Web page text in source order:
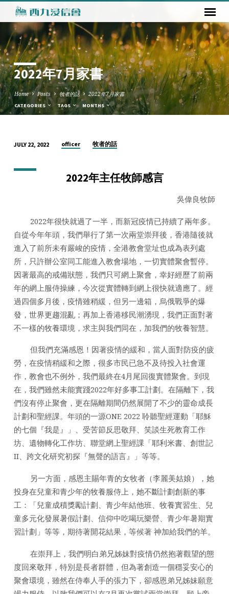
2022年7月家書
Home Posts 牧者的話 2022年7月家書
CATEGORIES TAGS MONTHS
年
JULY 22, 2022 officer 牧者的話
2022年主任牧師感言
吳偉良牧師
2022年很快就過了一半，而新冠疫情已持續了兩年多。
自從今年年頭，我們舉行了第一次兩堂崇拜後，香港隨後就
進入了前所未有嚴峻的疫情，全港教會堂址也成為表列處
所，只許辦公室同工能進入教會場地，一切實體聚會暫停。
因著最高的戒備狀態，我們只可網上聚會，幸好經歷了前兩
年的網上服侍操練，今次從實體轉到網上很快就適應了。經
過四個多月後，疫情雖稍緩，但另一邊箱，烏俄戰爭的爆
發，世界更趨混亂；再加上香港移民潮湧現，我們正面對著
不一樣的牧養環境，求主與我們同在，加我們的牧養智慧。
但我們充滿感恩！因著疫情的緩和，當人面對防疫的疲
勞，在疫情稍緩和之際，很多市民已急不及待投入社會運
作，教會也不例外，我們最終在4月尾回復實體聚會。到現
在，我們雖然未能實踐2022年好多事工計劃。在隔離下，我
們沒有停止聚會，更在隔離期間仍然展開了不少的靈命成長
計劃和聖經課。年頭的一源ONE 2022 聆聽聖經運動「耶穌
的七個『我是』」、受苦節反思敬拜、笑談生死教育工作
坊、遺物轉化工作坊、聯堂網上聖經課「耶利米書、創世記
II、跨文化研究初探『無聲的語言』」等等。
另一方面，感恩主賜年青的女牧者（李麗美姑娘），她
投身在兒童和青少年的牧養服侍上，她不斷計劃創新的事
工：「兒童成積獎勵計劃、青少年結他班、牧養實習生、兒
童多元化發展暑假計劃、信仰中吃喝玩樂營、青少年暑期實
習計劃」等等，期待著開花結果，等候著 神加給我們的羊。
在崇拜上，我們明白弟兄姊妹對疫情仍然抱著觀望的態
度回來敬拜，特別是長者群體，但為著創造一個穩妥安心的
聚會環境，雖然在侍奉人手的張力下，卻感恩弟兄姊妹願意